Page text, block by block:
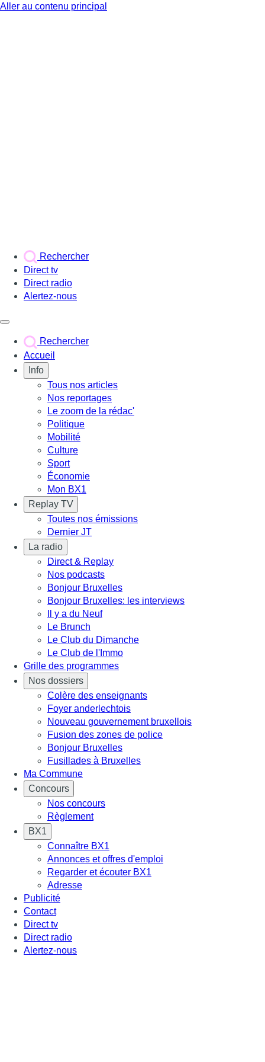
Aller au contenu principal
Rechercher
Direct tv
Direct radio
Alertez-nous
Rechercher
Accueil
Info
Tous nos articles
Nos reportages
Le zoom de la rédac'
Politique
Mobilité
Culture
Sport
Économie
Mon BX1
Replay TV
Toutes nos émissions
Dernier JT
La radio
Direct & Replay
Nos podcasts
Bonjour Bruxelles
Bonjour Bruxelles: les interviews
Il y a du Neuf
Le Brunch
Le Club du Dimanche
Le Club de l'Immo
Grille des programmes
Nos dossiers
Colère des enseignants
Foyer anderlechtois
Nouveau gouvernement bruxellois
Fusion des zones de police
Bonjour Bruxelles
Fusillades à Bruxelles
Ma Commune
Concours
Nos concours
Règlement
BX1
Connaître BX1
Annonces et offres d'emploi
Regarder et écouter BX1
Adresse
Publicité
Contact
Direct tv
Direct radio
Alertez-nous